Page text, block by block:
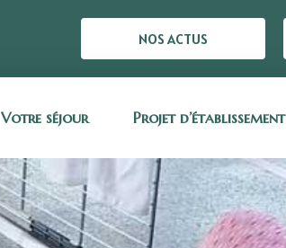
NOS ACTUS
Votre séjour Projet d’établissement